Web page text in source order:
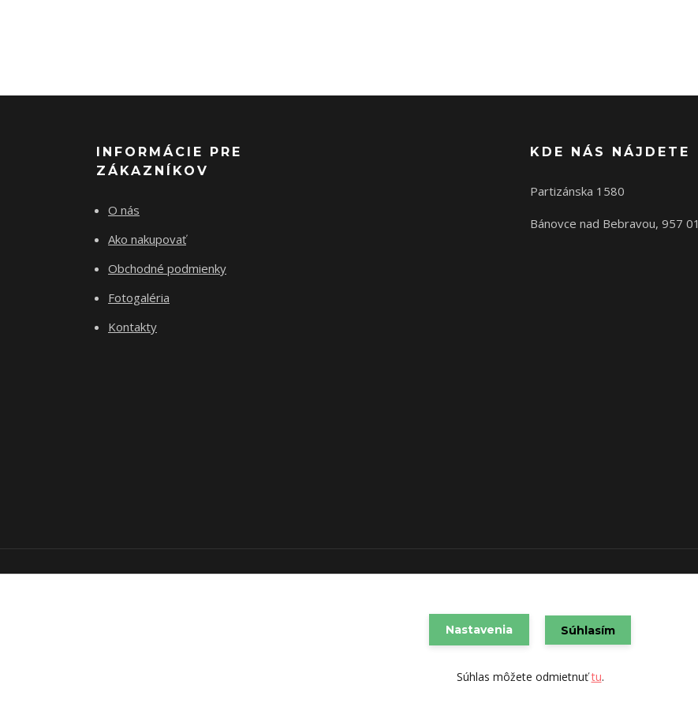
INFORMÁCIE PRE
ZÁKAZNÍKOV
O nás
Ako nakupovať
Obchodné podmienky
Fotogaléria
Kontakty
KDE NÁS NÁJDETE
Partizánska 1580
Bánovce nad Bebravou, 957 01
Vytvorené na
Eshop-rychlo.sk
Nastavenia Súhlasím
Súhlas môžete odmietnuťtu.